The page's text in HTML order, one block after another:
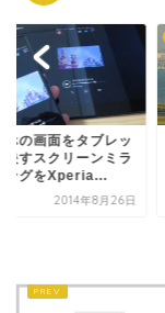
ホの画面をタブレッ
映すスクリーンミラ
ングをXperia...
2014年8月26日